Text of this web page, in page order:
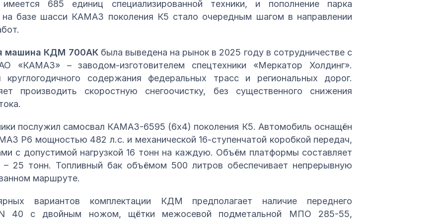
685 единиц специализированной техники, и пополнение парка
базе шасси КАМАЗ поколения К5 стало очередным шагом в направлении
машина КДМ 700АКбыла выведена на рынок в 2025 году в сотрудничестве с
«КАМАЗ» – заводом-изготовителем спецтехники «Меркатор Холдинг».
содержания федеральных трасс и региональных дорог.
производить скоростную снегоочистку, без существенного снижения
послужил самосвал КАМАЗ-6595 (6х4) поколения К5. Автомобиль оснащён
Р6 мощностью 482 л.с. и механической 16-ступенчатой коробкой передач,
с допустимой нагрузкой 16 тонн на каждую. Объём платформы составляет
– 25 тонн. Топливный бак объёмом 500 литров обеспечивает непрерывную
маршруте.
вариантов комплектации КДМ предполагает наличие переднего
40 с двойным ножом, щётки межосевой подметальной МПО 285-55,